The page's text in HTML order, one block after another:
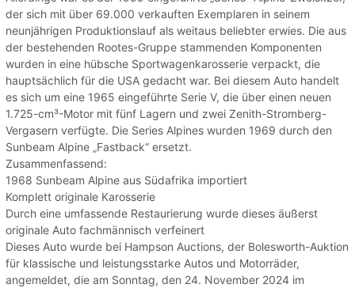
der sich mit über 69.000 verkauften Exemplaren in seinem
neunjährigen Produktionslauf als weitaus beliebter erwies. Die aus
der bestehenden Rootes-Gruppe stammenden Komponenten
wurden in eine hübsche Sportwagenkarosserie verpackt, die
hauptsächlich für die USA gedacht war. Bei diesem Auto handelt
es sich um eine 1965 eingeführte Serie V, die über einen neuen
1.725-cm³-Motor mit fünf Lagern und zwei Zenith-Stromberg-
Vergasern verfügte. Die Series Alpines wurden 1969 durch den
Sunbeam Alpine „Fastback“ ersetzt.
Zusammenfassend:
1968 Sunbeam Alpine aus Südafrika importiert
Komplett originale Karosserie
Durch eine umfassende Restaurierung wurde dieses äußerst
originale Auto fachmännisch verfeinert
Dieses Auto wurde bei Hampson Auctions, der Bolesworth-Auktion
für klassische und leistungsstarke Autos und Motorräder,
angemeldet, die am Sonntag, den 24. November 2024 im